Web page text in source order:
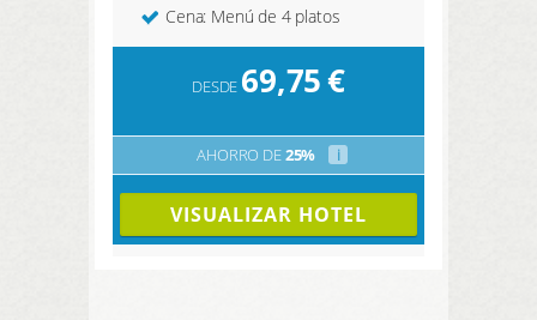
Cena: Menú de 4 platos
DESDE 69,75€
AHORRO DE25% i
VISUALIZAR HOTEL